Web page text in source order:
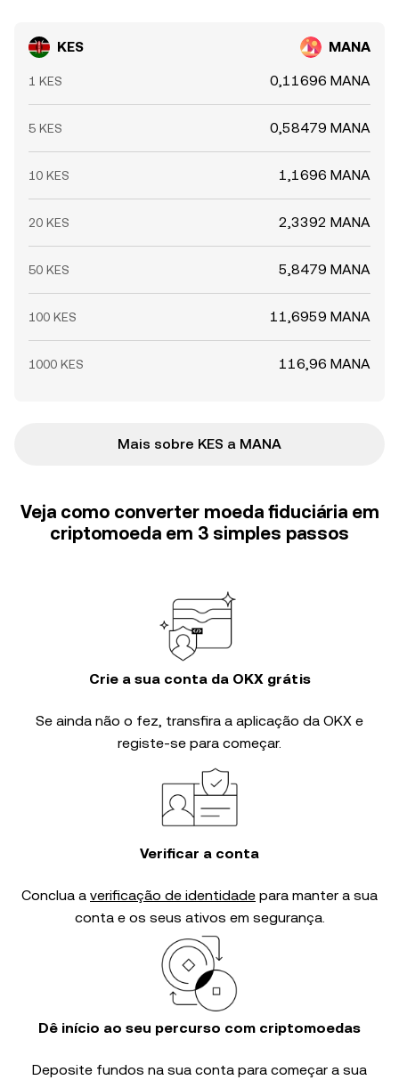
KES MANA
1 KES 0,11696 MANA
5 KES 0,58479 MANA
10 KES 1,1696 MANA
20 KES 2,3392 MANA
50 KES 5,8479 MANA
100 KES 11,6959 MANA
1000 KES 116,96 MANA
Mais sobre KES a MANA
Veja como converter moeda fiduciária em
criptomoeda em 3 simples passos
Crie a sua conta da OKX grátis
Se ainda não o fez, transfira a aplicação da OKX e
registe-se para começar.
Verificar a conta
Conclua a verificação de identidade para manter a sua
conta e os seus ativos em segurança.
Dê início ao seu percurso com criptomoedas
Deposite fundos na sua conta para começar a sua